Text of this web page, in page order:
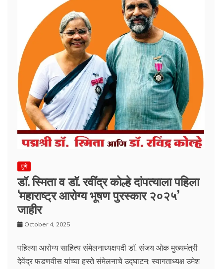
पुणे
डॉ. स्मिता व डॉ. रवींद्र कोल्हे दांपत्याला पहिला
‘महाराष्ट्र आरोग्य भूषण पुरस्कार २०२५’
जाहीर
October 4, 2025
पहिल्या आरोग्य साहित्य संमेलनाध्यक्षपदी डॉ. संजय ओक मुख्यमंत्री
देवेंद्र फडणवीस यांच्या हस्ते संमेलनाचे उद्घाटन; स्वागताध्यक्ष उमेश